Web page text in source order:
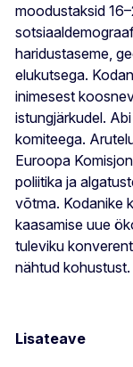
moodustaksid
haridustaseme,
elukutsega.
inimesest
istungjärkudel.
komiteega.
Euroopa
poliitika ja
võtma. Kodanike
kaasamise uue
tuleviku
nähtud kohustust.
Lisateave